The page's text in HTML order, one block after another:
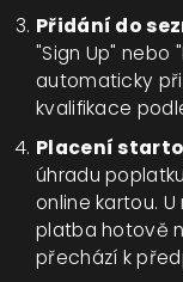
Přidání do
"Sign Up" nebo
automaticky
kvalifikace
Placení
úhradu
online kartou.
platba hotově
přechází k